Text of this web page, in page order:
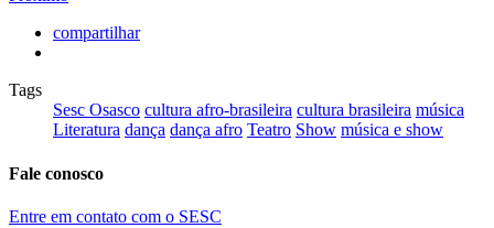
compartilhar
Tags
Sesc Osasco cultura afro-brasileira cultura brasileira música
Literatura dança dança afro Teatro Show música e show
Fale conosco
Entre em contato com o SESC